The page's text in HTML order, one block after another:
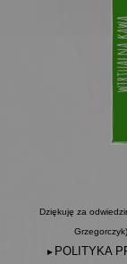
Dziękuję za
► POLITYKA